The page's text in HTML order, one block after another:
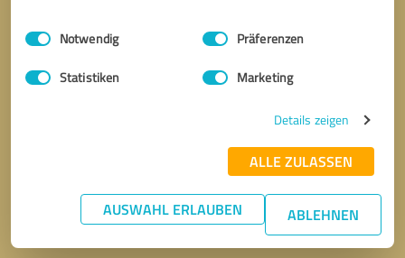
Impressum Datenschutzbestimmungen
Einwilligungsauswahl
Notwendig Präferenzen
Statistiken Marketing
Details zeigen
ALLE ZULASSEN
AUSWAHL ERLAUBEN ABLEHNEN
* Erforderliche Angaben
Nachricht senden